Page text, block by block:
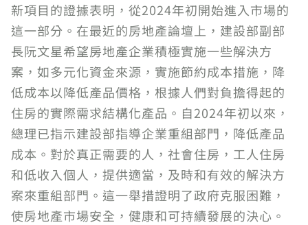
新項目的證據表明，從2024年初開始進入市場的
這一部分。在最近的房地產論壇上，建設部副部
長阮文星希望房地產企業積極實施一些解決方
案，如多元化資金來源，實施節約成本措施，降
低成本以降低產品價格，根據人們對負擔得起的
住房的實際需求結構化產品。自2024年初以來，
總理已指示建設部指導企業重組部門，降低產品
成本。對於真正需要的人，社會住房，工人住房
和低收入個人，提供適當，及時和有效的解決方
案來重組部門。這一舉措證明了政府克服困難，
使房地產市場安全，健康和可持續發展的決心。